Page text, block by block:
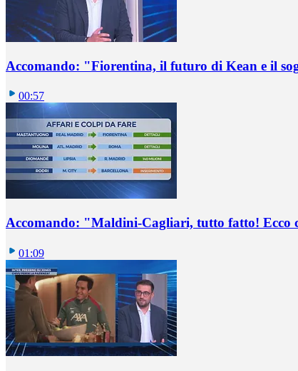
Accomando: "Fiorentina, il futuro di Kean e il
00:57
Accomando: "Maldini-Cagliari, tutto fatto!
01:09